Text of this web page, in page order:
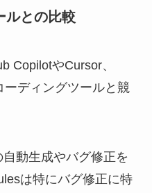
ルとの比較
CopilotやCursor、
ディングツールと競
動生成やバグ修正を
は特にバグ修正に特